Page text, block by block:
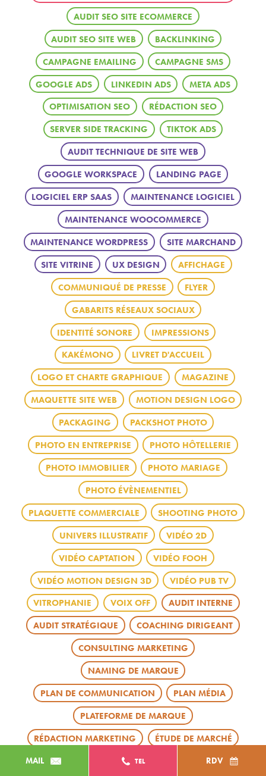
MAIL TEL RDV
AUDIT SEO SITE ECOMMERCE
AUDIT SEO SITE WEB BACKLINKING
CAMPAGNE EMAILING CAMPAGNE SMS
GOOGLE ADS LINKEDIN ADS META ADS
OPTIMISATION SEO RÉDACTION SEO
SERVER SIDE TRACKING TIKTOK ADS
AUDIT TECHNIQUE DE SITE WEB
GOOGLE WORKSPACE LANDING PAGE
LOGICIEL ERP SAAS MAINTENANCE LOGICIEL
MAINTENANCE WOOCOMMERCE
MAINTENANCE WORDPRESS SITE MARCHAND
SITE VITRINE UX DESIGN AFFICHAGE
COMMUNIQUÉ DE PRESSE FLYER
GABARITS RÉSEAUX SOCIAUX
IDENTITÉ SONORE IMPRESSIONS
KAKÉMONO LIVRET D'ACCUEIL
LOGO ET CHARTE GRAPHIQUE MAGAZINE
MAQUETTE SITE WEB MOTION DESIGN LOGO
PACKAGING PACKSHOT PHOTO
PHOTO EN ENTREPRISE PHOTO HÔTELLERIE
PHOTO IMMOBILIER PHOTO MARIAGE
PHOTO ÉVÈNEMENTIEL
PLAQUETTE COMMERCIALE SHOOTING PHOTO
UNIVERS ILLUSTRATIF VIDÉO 2D
VIDÉO CAPTATION VIDÉO FOOH
VIDÉO MOTION DESIGN 3D VIDÉO PUB TV
VITROPHANIE VOIX OFF AUDIT INTERNE
AUDIT STRATÉGIQUE COACHING DIRIGEANT
CONSULTING MARKETING
NAMING DE MARQUE
PLAN DE COMMUNICATION PLAN MÉDIA
PLATEFORME DE MARQUE
RÉDACTION MARKETING ÉTUDE DE MARCHÉ